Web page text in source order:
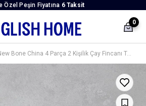
Özel Peşin Fiyatına 6 Taksit
0
Florana New Bone China 4 Parça 2 Kişilik Çay Fincanı Takımı 220 ml Koyu Pembe